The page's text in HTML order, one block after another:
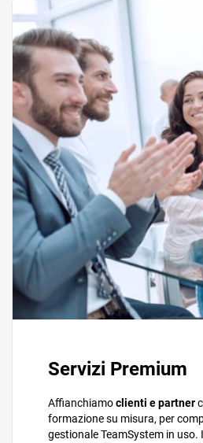
Servizi Premium
Affianchiamoclienti e partner
formazione su misura, per
gestionale TeamSystem in uso.